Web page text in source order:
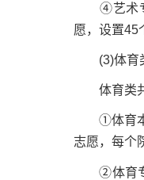
④艺术专
愿，设置45
(3)体育类
体育类共
①体育本科
志愿，每个
②体育专